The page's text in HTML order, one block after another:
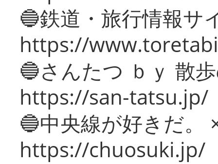
🔵鉄道・旅行情報サ
https://
🔵さんたつ ｂｙ 散
https://san-tatsu.jp/
🔵中央線が好きだ。
https://chuosuki.jp/